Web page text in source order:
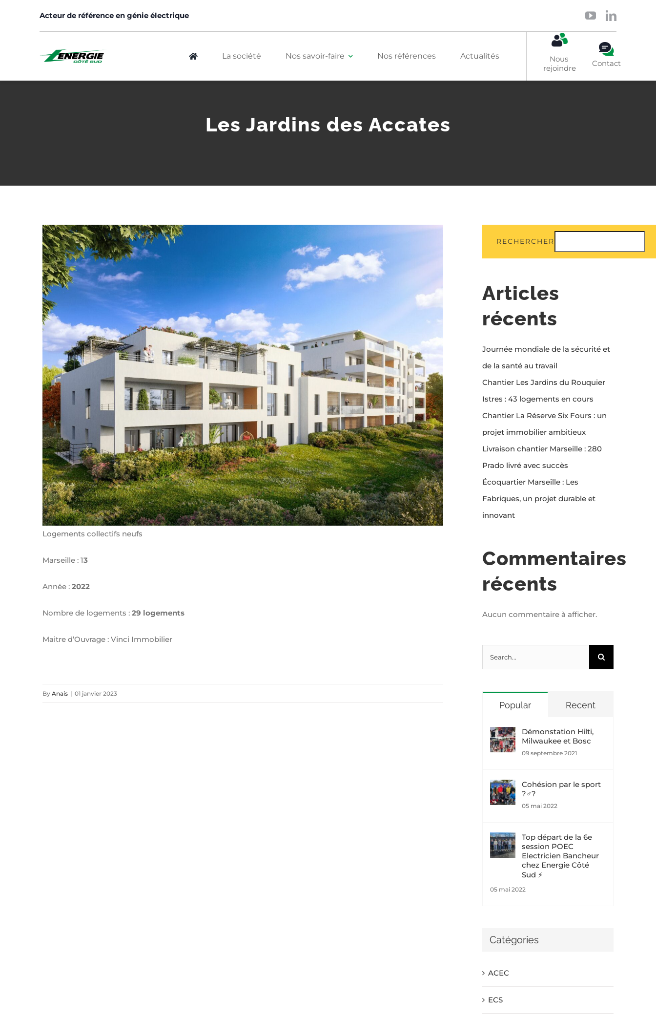
Acteur de référence en génie électrique
La société Nos savoir-faire Nos références Actualités
Nous
rejoindre
Contact
Les Jardins des Accates
View
Larger
Image
Logements collectifs neufs
Marseille : 13
Année : 2022
Nombre de logements : 29 logements
Maitre d’Ouvrage : Vinci Immobilier
By Anais | 01 janvier 2023
RECHERCHER
Articles
récents
Journée mondiale de la sécurité et
de la santé au travail
Chantier Les Jardins du Rouquier
Istres : 43 logements en cours
Chantier La Réserve Six Fours : un
projet immobilier ambitieux
Livraison chantier Marseille : 280
Prado livré avec succès
Écoquartier Marseille : Les
Fabriques, un projet durable et
innovant
Commentaires
récents
Aucun commentaire à afficher.
Search
for:
Popular Recent
Démonstation Hilti,
Milwaukee et Bosc
09 septembre 2021
Cohésion par le sport
?‍♂️?
05 mai 2022
Top départ de la 6e
session POEC
Electricien Bancheur
chez Energie Côté
Sud ⚡
05 mai 2022
Catégories
ACEC
ECS